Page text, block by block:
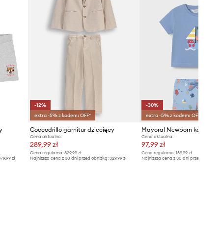
zł
-12%
extra -5% z kodem: OFF*
Coccodrillo garnitur dziecięcy
Cena aktualna:
289,99 zł
Cena regularna:329,99 zł
Najniższa cena z 30 dni przed obniżką:329,99 zł
-30%
extra -5% z kodem: OFF*
Cena aktualna:
97,99 zł
Cena regularna: 139,99 zł
Najniższa cena z 30 dni przed obniżką: